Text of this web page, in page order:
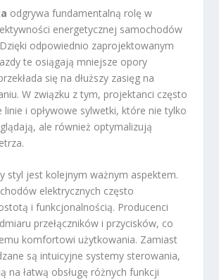
odgrywa fundamentalną rolę w
energetycznej samochodów
odpowiednio zaprojektowanym
te osiągają mniejsze opory
się na dłuższy zasięg na
W związku z tym, projektanci często
linie i opływowe sylwetki, które nie tylko
ale również optymalizują
styl jest kolejnym ważnym aspektem.
elektrycznych często
i funkcjonalnością. Producenci
przełączników i przycisków, co
komfortowi użytkowania. Zamiast
są intuicyjne systemy sterowania,
na łatwą obsługę różnych funkcji